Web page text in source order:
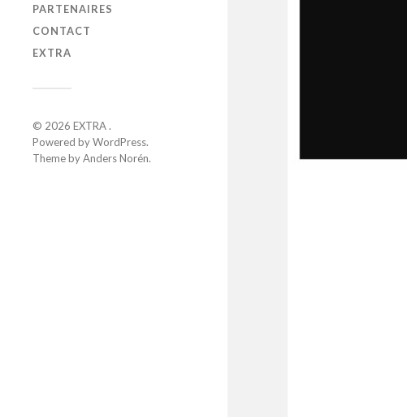
PARTENAIRES
CONTACT
EXTRA
© 2026 EXTRA.
Powered byWordPress.
Theme byAnders Norén.